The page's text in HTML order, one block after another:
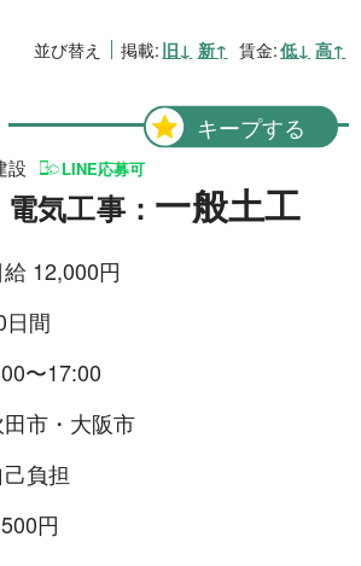
4件
2件
で
まで
で
並び替え 掲載: 旧↓ 新↑ 賃金:低↓ 高↑
キープする
設 LINE応募可
気工事： 一般土工
給 12,000円
日間
〜17:00
田市・大阪市
己負担
円